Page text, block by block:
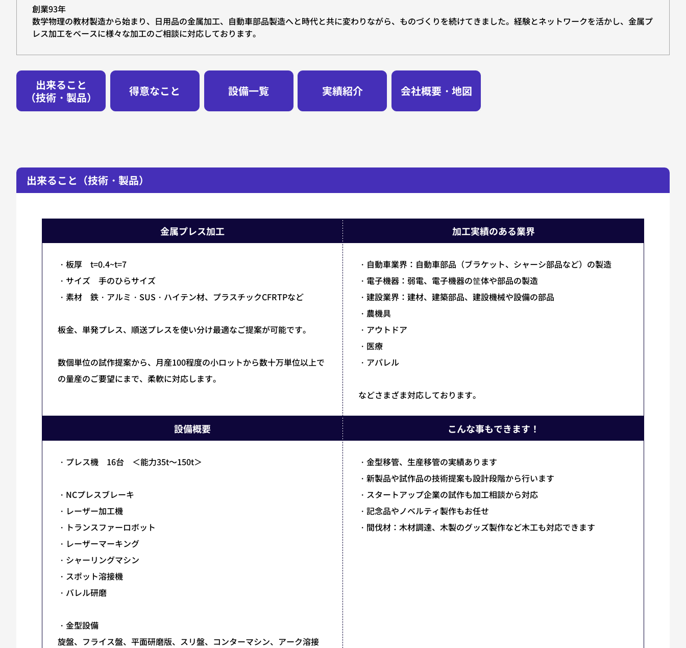
創業93年
数学物理の教材製造から始まり、日用品の金属加工、自動車部品製造へと時代と共に変わりながら、ものづくりを続けてきました。経験とネットワークを活かし、金属プ
レス加工をベースに様々な加工のご相談に対応しております。
出来ること
（技術・製品）
得意なこと 設備一覧 実績紹介 会社概要・地図
出来ること（技術・製品）
金属プレス加工
・板厚 t=0.4~t=7
・サイズ 手のひらサイズ
・素材 鉄・アルミ・SUS・ハイテン材、プラスチックCFRTPなど
板金、単発プレス、順送プレスを使い分け最適なご提案が可能です。
数個単位の試作提案から、月産100程度の小ロットから数十万単位以上で
の量産のご要望にまで、柔軟に対応します。
加工実績のある業界
・自動車業界：自動車部品（ブラケット、シャーシ部品など）の製造
・電子機器：弱電、電子機器の筐体や部品の製造
・建設業界：建材、建築部品、建設機械や設備の部品
・農機具
・アウトドア
・医療
・アパレル
などさまざま対応しております。
設備概要
・プレス機 16台 ＜能力35t～150t＞
・NCプレスブレーキ
・レーザー加工機
・トランスファーロボット
・レーザーマーキング
・シャーリングマシン
・スポット溶接機
・バレル研磨
・金型設備
旋盤、フライス盤、平面研磨版、スリ盤、コンターマシン、アーク溶接
こんな事もできます！
・金型移管、生産移管の実績あります
・新製品や試作品の技術提案も設計段階から行います
・スタートアップ企業の試作も加工相談から対応
・記念品やノベルティ製作もお任せ
・間伐材：木材調達、木製のグッズ製作など木工も対応できます